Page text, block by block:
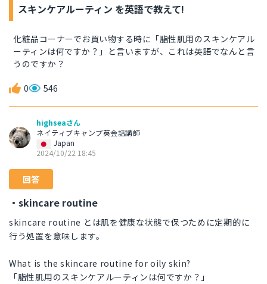
スキンケアルーティン を英語で教えて!
化粧品コーナーでお買い物する時に「脂性肌用のスキンケアル
ーティンは何ですか？」と言いますが、これは英語でなんと言
うのですか？
0 546
highseaさん
ネイティブキャンプ英会話講師
Japan
2024/10/22 18:45
回答
・skincare routine
skincare routine とは肌を健康な状態で保つために定期的に
行う処置を意味します。
What is the skincare routine for oily skin?
「脂性肌用のスキンケアルーティンは何ですか？」